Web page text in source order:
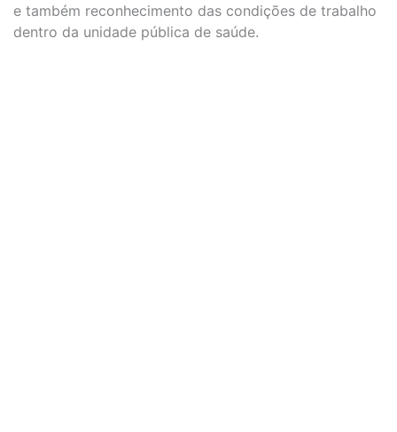
e também reconhecimento das condições de trabalho
dentro da unidade pública de saúde.